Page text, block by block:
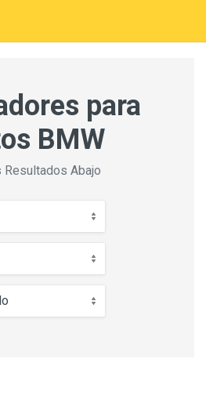
para
BMW
Resultados Abajo